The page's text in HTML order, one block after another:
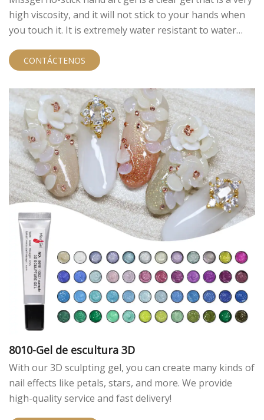
high viscosity, and it will not stick to your hands when
you touch it. It is extremely water resistant to water
dyes.CONTÁCTENOS
8010-Gel de escultura 3D
With our 3D sculpting gel, you can create many kinds of
nail effects like petals, stars, and more. We provide
high-quality service and fast delivery!